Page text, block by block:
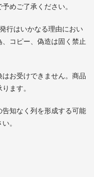
めご了承ください。
行はいかなる理由におい
コピー、偽造は固く禁止
お受けできません。商品
ます。
知なく列を形成する可能
。